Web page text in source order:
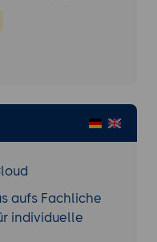
aufs Fachliche
individuelle